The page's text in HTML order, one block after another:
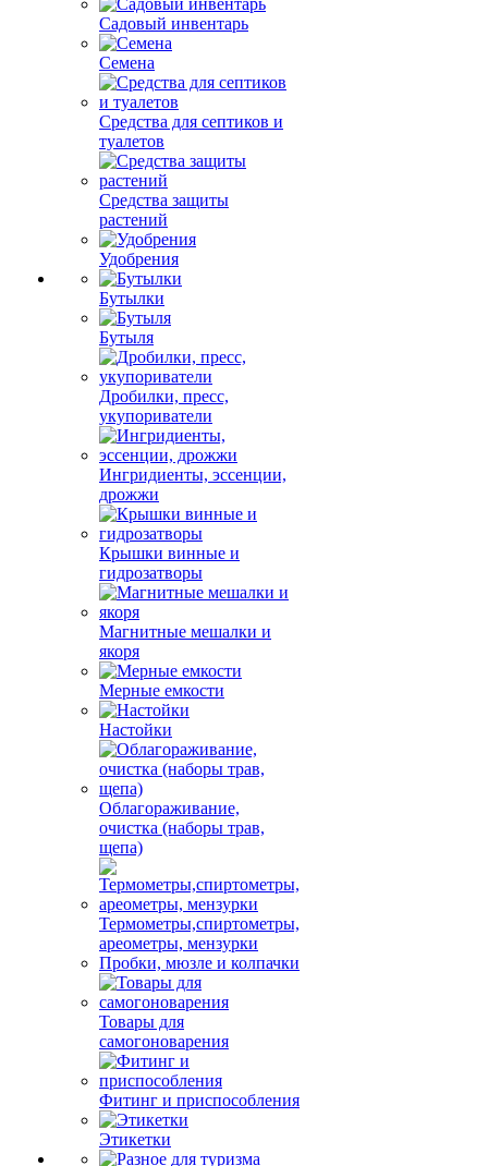
Садовый инвентарь
Семена
Средства для септиков и
туалетов
Средства защиты
растений
Удобрения
Бутылки
Бутыля
Дробилки, пресс,
укупориватели
Ингридиенты, эссенции,
дрожжи
Крышки винные и
гидрозатворы
Магнитные мешалки и
якоря
Мерные емкости
Настойки
Облагораживание,
очистка (наборы трав,
щепа)
Термометры,спиртометры,
ареометры, мензурки
Пробки, мюзле и колпачки
Товары для
самогоноварения
Фитинг и приспособления
Этикетки